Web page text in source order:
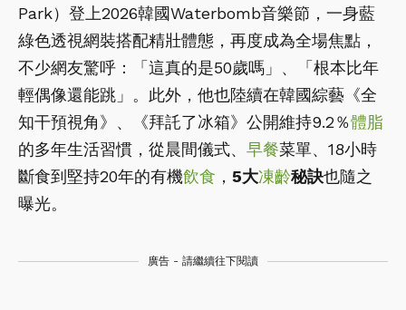
Park）登上2026韓國Waterbomb音樂節，一身藍
綠色透視網裝搭配精壯體態，再度成為全場焦點，
不少網友驚呼：「這真的是50歲嗎」、「根本比年
輕偶像還能跳」。此外，他也陸續在韓國綜藝《全
知干預視角》、《拜託了冰箱》公開維持9.2％體脂
的多年生活習慣，從晨間儀式、 早餐菜單、18小時
斷食到堅持20年的有機飲食 ， 5大凍齡秘訣也隨之
曝光。
廣告 - 請繼續往下閱讀